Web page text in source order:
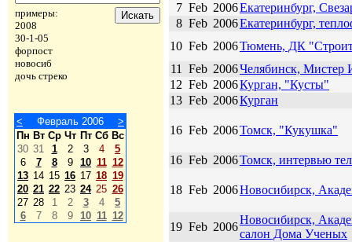
примеры:
2008
30-1-05
форпост
новосиб
дочь стреко
< Февраль 2006
>
Пн Вт Ср Чт Пт Сб Вс
30 31 1 2 3 4
5
6
7 8 9 10 11 12
13 14 15 16 17 18 19
20 21 22 23 24 25 26
27 28 1 2 3 4
5
6
7 8 9 10 11 12
7 Feb 2006Екатеринбург,
8 Feb 2006Екатеринбург,
10 Feb 2006Тюмень, ДК
11
Feb 2006Челябинск, Мистер
12 Feb 2006Курган, "Кусты"
13 Feb 2006Курган
16 Feb 2006Томск, "Кукушка"
16 Feb 2006Томск, интервью
18 Feb 2006Новосибирск,
19 Feb 2006
Новосибирск,
салон Дома Ученых